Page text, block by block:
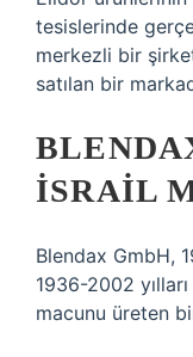
tesislerinde
merkezli bir
satılan bir
İSRAIL
Blendax GmbH,
1936-2002
macunu üreten